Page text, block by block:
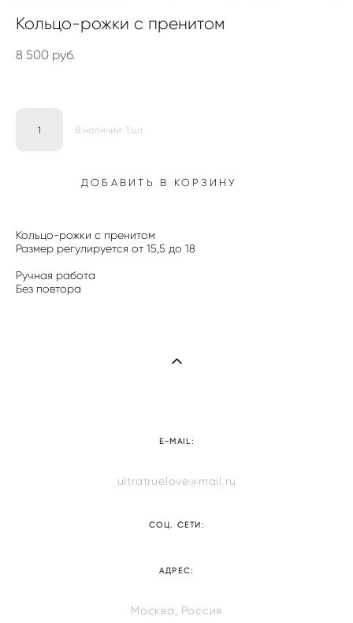
Кольцо-рожки с пренитом
8 500 pуб.
В наличии: 1 шт.
ДОБАВИТЬ В КОРЗИНУ
Кольцо-рожки с пренитом
Размер регулируется от 15,5 до 18
Ручная работа
Без повтора
E-MAIL:
ultratruelove@mail.ru
СОЦ. СЕТИ:
АДРЕС:
Москва, Россия